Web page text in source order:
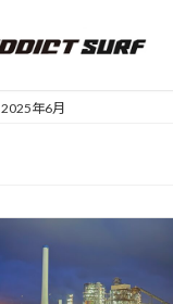
2025年6月